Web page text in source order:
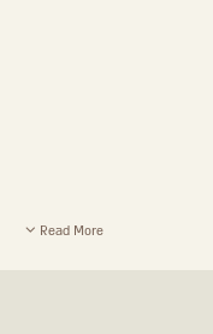
Read More